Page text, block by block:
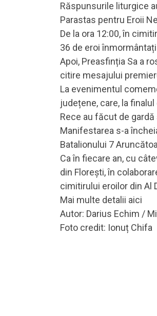
Răspunsurile liturgice
Parastas pentru Eroii
De la ora 12:00, în
36 de eroi
Apoi, Preasfinția Sa a
citire mesajului
La evenimentul
județene, care, la
Rece au făcut de
Manifestarea s-a
Batalionului 7
Ca în fiecare an, cu
din Florești, în
cimitirului eroilor din Al
Mai multe detalii aici
Autor: Darius Echim /
Foto credit: Ionuț Chifa